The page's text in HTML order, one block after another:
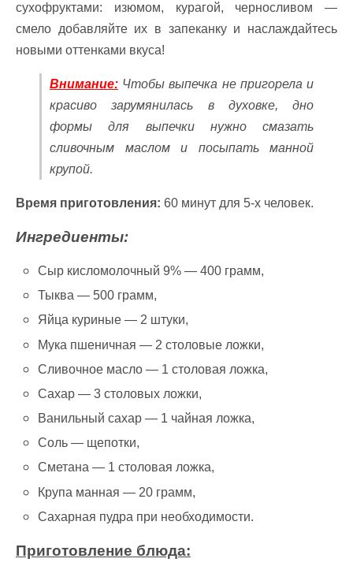
сухофруктами: изюмом, курагой, черносливом —
смело добавляйте их в запеканку и наслаждайтесь
новыми оттенками вкуса!
Внимание: Чтобы выпечка не пригорела и
красиво зарумянилась в духовке, дно
формы для выпечки нужно смазать
сливочным маслом и посыпать манной
крупой.
Время приготовления: 60 минут для 5-х человек.
Ингредиенты:
Сыр кисломолочный 9% — 400 грамм,
Тыква — 500 грамм,
Яйца куриные — 2 штуки,
Мука пшеничная — 2 столовые ложки,
Сливочное масло — 1 столовая ложка,
Сахар — 3 столовых ложки,
Ванильный сахар — 1 чайная ложка,
Соль — щепотки,
Сметана — 1 столовая ложка,
Крупа манная — 20 грамм,
Сахарная пудра при необходимости.
Приготовление блюда: